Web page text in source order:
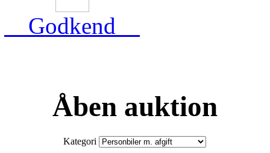
Godkend
Åben auktion
Kategori